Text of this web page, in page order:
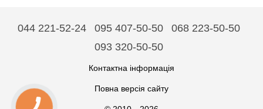
044 221-52-24 095 407-50-50
068 223-50-50
093 320-50-50
Контактна інформація
Повна версія сайту